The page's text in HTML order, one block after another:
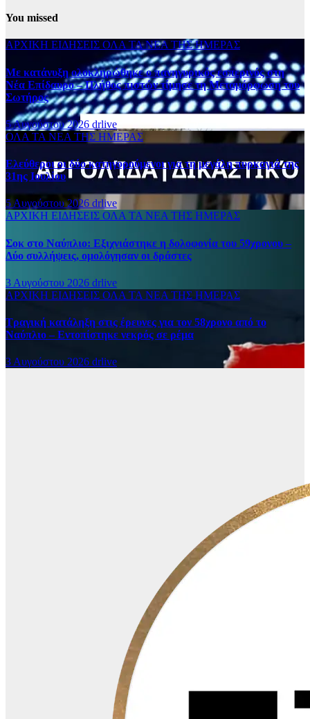
You missed
ΑΡΧΙΚΗ ΕΙΔΗΣΕΙΣ ΟΛΑ ΤΑ ΝΕΑ ΤΗΣ ΗΜΕΡΑΣ
Με κατάνυξη ολοκληρώθηκε ο πανηγυρικός εσπερινός στη
Νέα Επίδαυρο – Πλήθος πιστών τίμησε τη Μεταμόρφωση του
Σωτήρος
5 Αυγούστου 2026 drlive
ΟΛΑ ΤΑ ΝΕΑ ΤΗΣ ΗΜΕΡΑΣ
Ελεύθεροι οι δύο κατηγορούμενοι για τη μεγάλη πυρκαγιά της
31ης Ιουλίου
5 Αυγούστου 2026 drlive
ΑΡΧΙΚΗ ΕΙΔΗΣΕΙΣ ΟΛΑ ΤΑ ΝΕΑ ΤΗΣ ΗΜΕΡΑΣ
Σοκ στο Ναύπλιο: Εξιχνιάστηκε η δολοφονία του 59χρονου –
Δύο συλλήψεις, ομολόγησαν οι δράστες
3 Αυγούστου 2026 drlive
ΑΡΧΙΚΗ ΕΙΔΗΣΕΙΣ ΟΛΑ ΤΑ ΝΕΑ ΤΗΣ ΗΜΕΡΑΣ
Τραγική κατάληξη στις έρευνες για τον 58χρονο από το
Ναύπλιο – Εντοπίστηκε νεκρός σε ρέμα
3 Αυγούστου 2026 drlive